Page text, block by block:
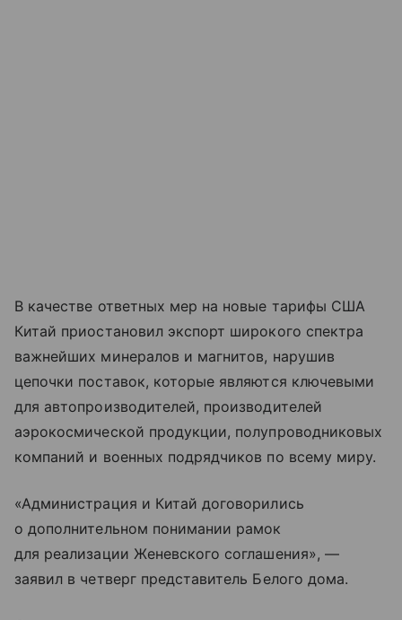
В качестве ответных мер на новые тарифы США
Китай приостановил экспорт широкого спектра
важнейших минералов и магнитов, нарушив
цепочки поставок, которые являются ключевыми
для автопроизводителей, производителей
аэрокосмической продукции, полупроводниковых
компаний и военных подрядчиков по всему миру.
«Администрация и Китай договорились
о дополнительном понимании рамок
для реализации Женевского соглашения», —
заявил в четверг представитель Белого дома.